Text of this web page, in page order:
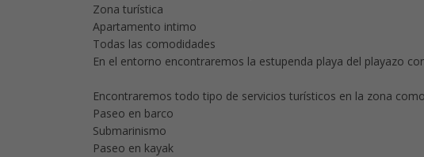
Zona turística
Apartamento intimo
Todas las comodidades
En el entorno encontraremos la estupenda playa del playazo
Encontraremos todo tipo de servicios turísticos en la zona
Paseo en barco
Submarinismo
Paseo en kayak